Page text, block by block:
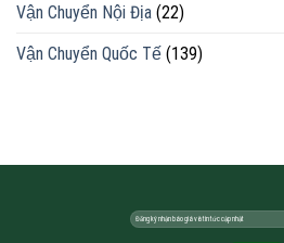
Vận Chuyển Nội Địa (22)
Vận Chuyển Quốc Tế (139)